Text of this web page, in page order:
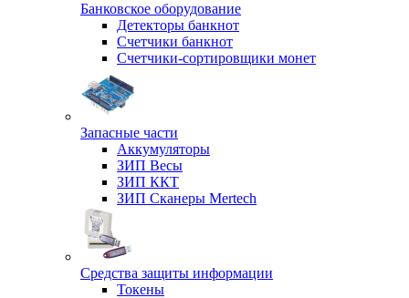
Банковское оборудование
Детекторы банкнот
Счетчики банкнот
Счетчики-сортировщики монет
Запасные части
Аккумуляторы
ЗИП Весы
ЗИП ККТ
ЗИП Сканеры Mertech
Средства защиты информации
Токены